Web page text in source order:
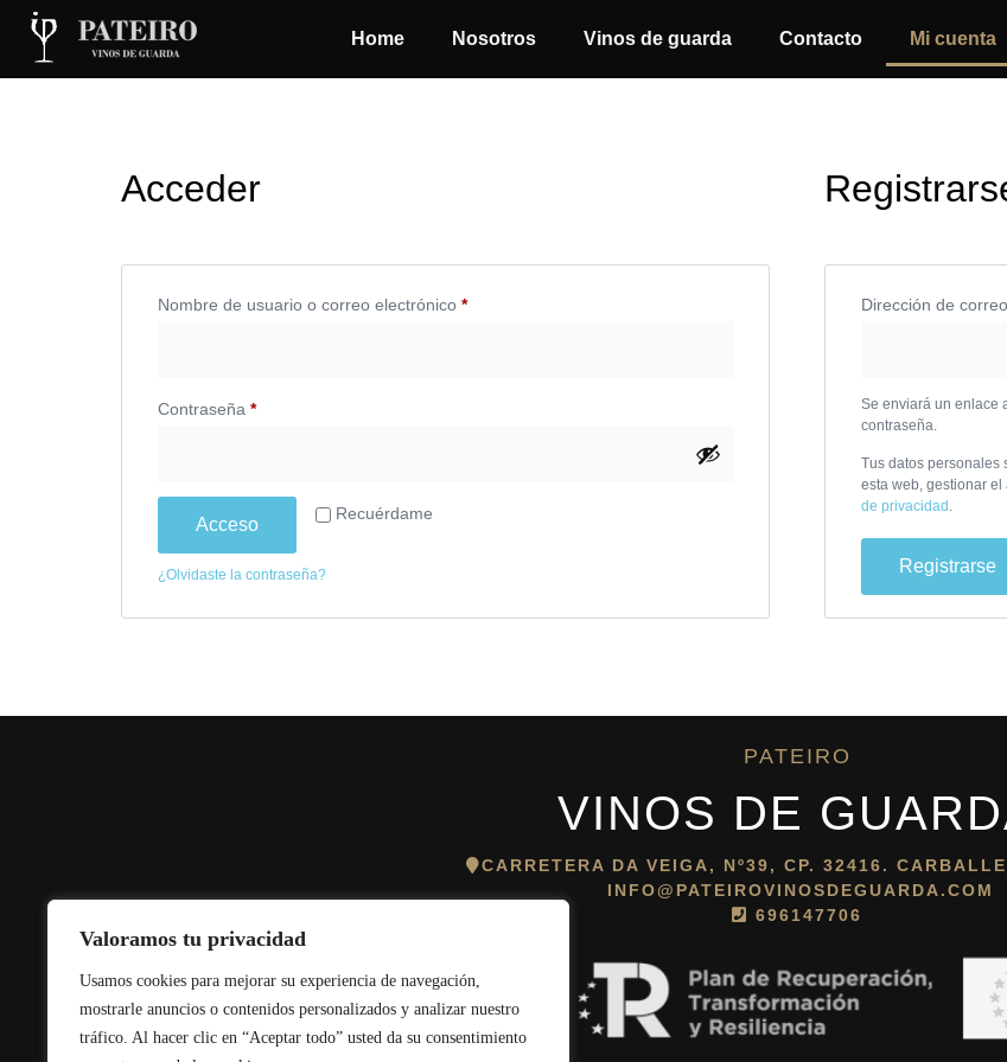
Valoramos tu privacidad
Usamos cookies para mejorar su experiencia de navegación,
mostrarle anuncios o contenidos personalizados y analizar nuestro
tráfico. Al hacer clic en “Aceptar todo” usted da su consentimiento
Home Nosotros Vinos de guarda Contacto Mi cuenta
Acceder
Nombre de usuario o correo electrónico *
Contraseña *
Recuérdame
Acceso
¿Olvidaste la contraseña?
Dirección de
Se enviará un enlace
contraseña.
Tus datos personales
esta web, gestionar
de privacidad .
Registrarse
PATEIRO
VINOS DE
CARRETERA DA VEIGA, Nº39, CP. 32416.
INFO@PATEIROVINOSDEGUARDA.COM
696147706